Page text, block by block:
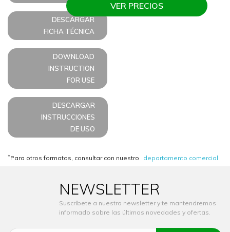
DESCARGAR
FICHA TÉCNICA
DOWNLOAD
INSTRUCTION
FOR USE
DESCARGAR
INSTRUCCIONES
DE USO
VER PRECIOS
*Para otros formatos, consultar con nuestro departamento comercial
NEWSLETTER
Suscríbete a nuestra newsletter y te mantendremos
informado sobre las últimas novedades y ofertas.